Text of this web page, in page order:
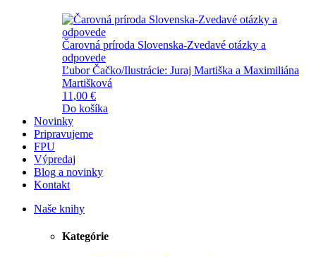
Čarovná príroda Slovenska-Zvedavé otázky a
odpovede
Ľubor Čačko/Ilustrácie: Juraj Martiška a Maximiliána
Martišková
11,00 €
Do košíka
Novinky
Pripravujeme
FPU
Výpredaj
Blog a novinky
Kontakt
Naše knihy
Kategórie